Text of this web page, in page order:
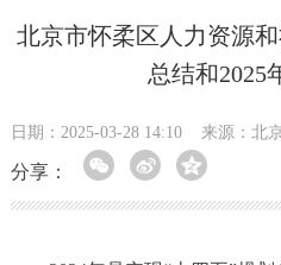
北京市怀柔区人力资源
总结和2025
日期：2025-03-28 14:10 来源：​北
分享：